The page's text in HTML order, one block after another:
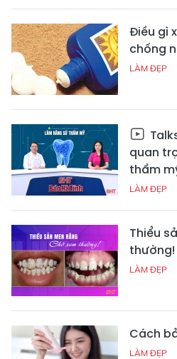
Điều gì
chống
LÀM ĐẸP
quan
thẩm
LÀM ĐẸP
Thiểu
thường!
LÀM ĐẸP
Cách
LÀM ĐẸP